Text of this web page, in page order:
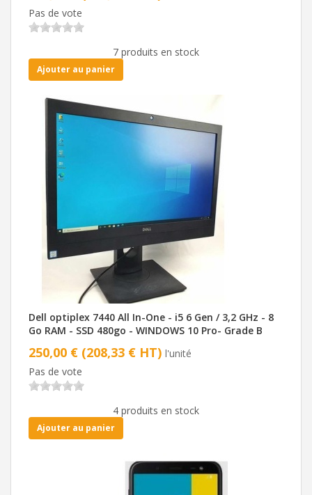
Pas de vote
7 produits en stock
Ajouter au panier
Dell optiplex 7440 All In-One - i5 6 Gen / 3,2 GHz - 8
Go RAM - SSD 480go - WINDOWS 10 Pro- Grade B
250,00 € (208,33 € HT) l'unité
Pas de vote
4 produits en stock
Ajouter au panier